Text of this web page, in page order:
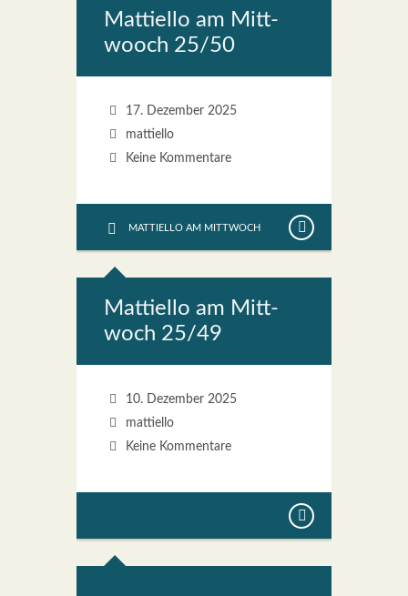
Mat­ti­el­lo am Mitt­
wooch 25/50
17. Dezember 2025
mattiello
Keine Kommentare
MATTIELLO AM MITTWOCH
Mat­ti­el­lo am Mitt­
woch 25/49
10. Dezember 2025
mattiello
Keine Kommentare